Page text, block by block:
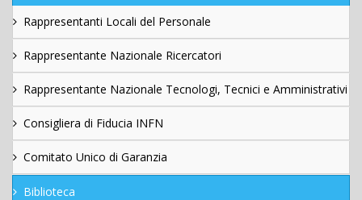
Rappresentanti Locali del Personale
Rappresentante Nazionale Ricercatori
Rappresentante Nazionale Tecnologi, Tecnici e Amministrativi
Consigliera di Fiducia INFN
Comitato Unico di Garanzia
Biblioteca